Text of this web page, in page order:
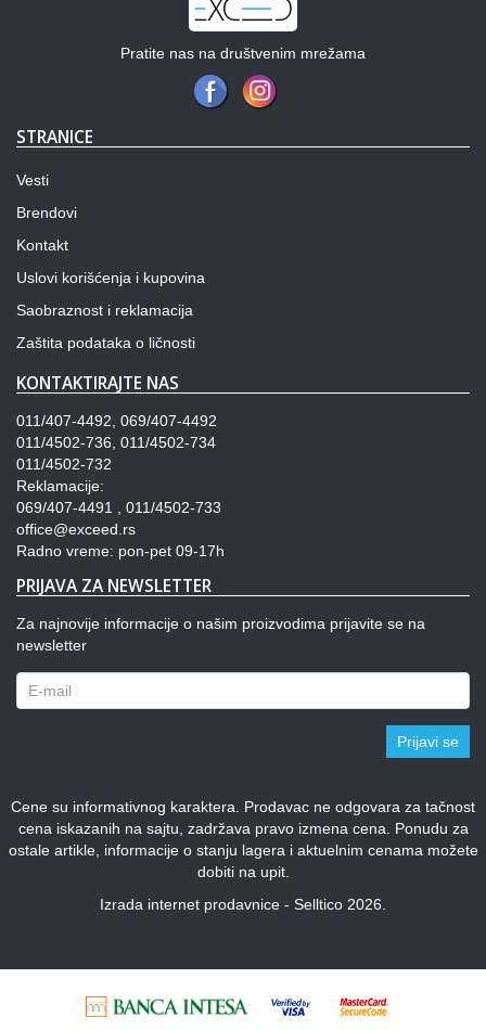
Pratite nas na društvenim mrežama
STRANICE
Vesti
Brendovi
Kontakt
Uslovi korišćenja i kupovina
Saobraznost i reklamacija
Zaštita podataka o ličnosti
KONTAKTIRAJTE NAS
011/407-4492, 069/407-4492
011/4502-736, 011/4502-734
011/4502-732
Reklamacije:
069/407-4491 , 011/4502-733
office@exceed.rs
Radno vreme: pon-pet 09-17h
PRIJAVA ZA NEWSLETTER
Za najnovije informacije o našim proizvodima prijavite se na
newsletter
Prijavi se
Cene su informativnog karaktera. Prodavac ne odgovara za tačnost
cena iskazanih na sajtu, zadržava pravo izmena cena. Ponudu za
ostale artikle, informacije o stanju lagera i aktuelnim cenama možete
dobiti na upit.
Izrada internet prodavnice - Selltico 2026.